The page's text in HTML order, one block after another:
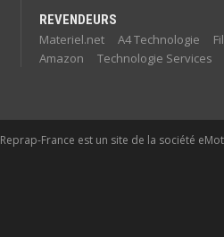
REVENDEURS
Materiel.net
A4 Technologie
Amazon
Technologie Services
Reprap-France est un site de la société